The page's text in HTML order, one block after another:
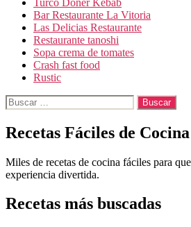
Bar Restaurante La Vitoria
Las Delicias Restaurante
Restaurante tanoshi
Sopa crema de tomates
Crash fast food
Rustic
Buscar:
Recetas Fáciles de Cocina
Miles de recetas de cocina fáciles para
experiencia divertida.
Recetas más buscadas